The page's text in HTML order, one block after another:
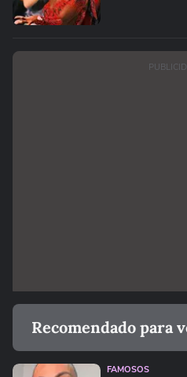
Recomendado para
FAMOSOS